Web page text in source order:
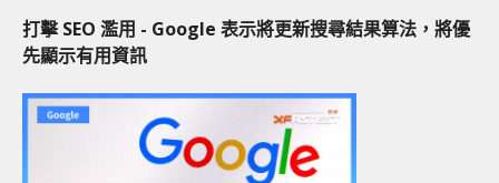
打擊 SEO 濫用 - Google 表示將更新搜尋結果算法，將優
先顯示有用資訊